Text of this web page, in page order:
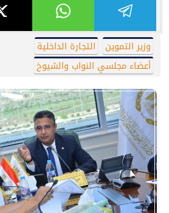
وزير التموين
التجارة الداخلية
أعضاء مجلسي النواب والشيوخ